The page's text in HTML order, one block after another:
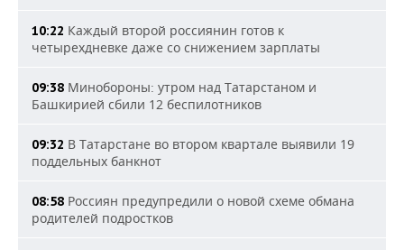
10:22 Каждый второй россиянин готов к
четырехдневке даже со снижением зарплаты
09:38 Минобороны: утром над Татарстаном и
Башкирией сбили 12 беспилотников
09:32 В Татарстане во втором квартале выявили 19
поддельных банкнот
08:58 Россиян предупредили о новой схеме обмана
родителей подростков